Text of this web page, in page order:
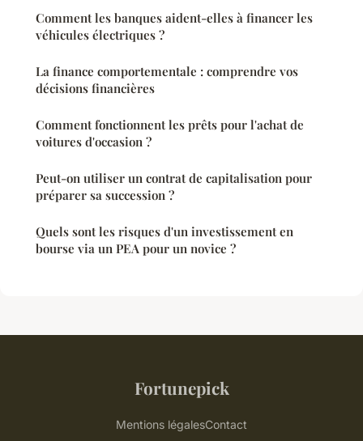
Comment les banques aident-elles à financer les
véhicules électriques ?
La finance comportementale : comprendre vos
décisions financières
Comment fonctionnent les prêts pour l'achat de
voitures d'occasion ?
Peut-on utiliser un contrat de capitalisation pour
préparer sa succession ?
Quels sont les risques d'un investissement en
bourse via un PEA pour un novice ?
Fortunepick
Mentions légalesContact